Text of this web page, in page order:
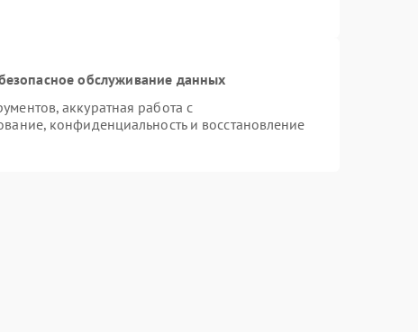
обслуживание данных
аккуратная работа с
конфиденциальность и восстановление